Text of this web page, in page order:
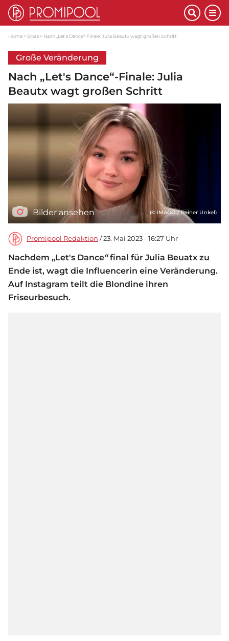
Home Stars Nach „Let's Dance“-Finale: Julia Beautx wagt großen Schritt
Große Veränderung
Nach „Let's Dance“-Finale: Julia
Beautx wagt großen Schritt
Bilder ansehen (© IMAGO / Rainer Unkel)
Promipool Redaktion / 23. Mai 2023 - 16:27 Uhr
Nachdem „Let's Dance“final für Julia Beuatx zu
Ende ist, wagt die Influencerin eine Veränderung.
Auf Instagram teilt die Blondine ihren
Friseurbesuch.